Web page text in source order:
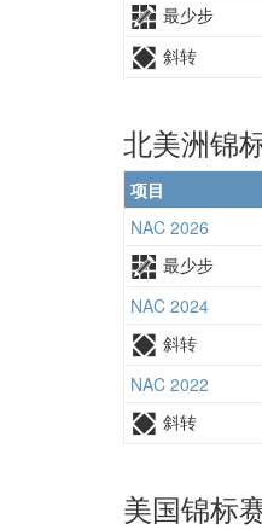
最少步
斜转
北美洲锦
项目
NAC 2026
最少步
NAC 2024
斜转
NAC 2022
斜转
美国锦标